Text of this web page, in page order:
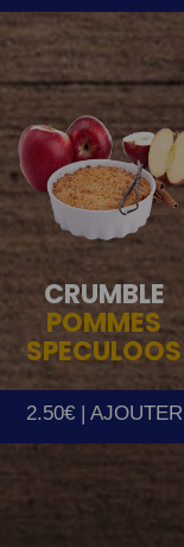
CRUMBLE
POMMES
SPECULOOS
2.50€ | AJOUTER